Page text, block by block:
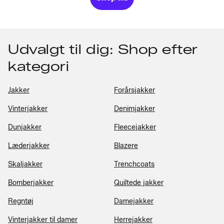
Udvalgt til dig: Shop efter
kategori
Jakker Forårsjakker
Vinterjakker Denimjakker
Dunjakker Fleecejakker
Læderjakker Blazere
Skaljakker Trenchcoats
Bomberjakker Quiltede jakker
Regntøj Damejakker
Vinterjakker til damer Herrejakker